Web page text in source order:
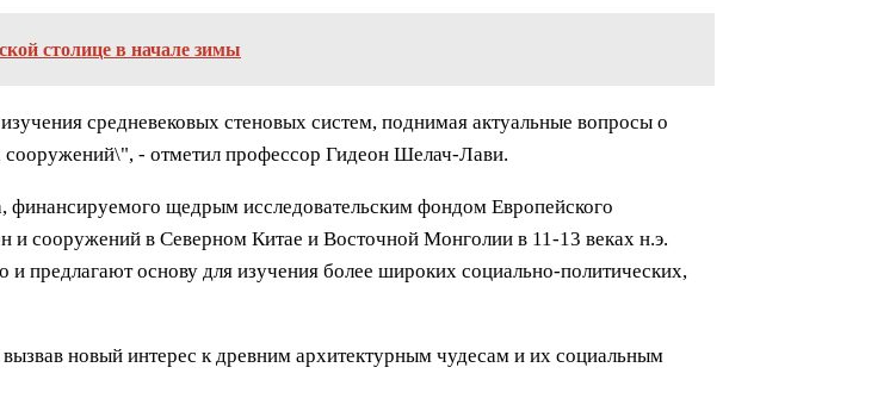
столице в начале зимы
средневековых стеновых систем, поднимая актуальные вопросы о
сооружений\", - отметил профессор Гидеон Шелач-Лави.
финансируемого щедрым исследовательским фондом Европейского
и сооружений в Северном Китае и Восточной Монголии в 11-13 веках н.э.
и предлагают основу для изучения более широких социально-политических,
новый интерес к древним архитектурным чудесам и их социальным